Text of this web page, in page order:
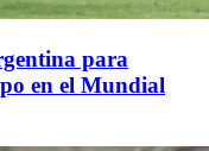
para
en el Mundial